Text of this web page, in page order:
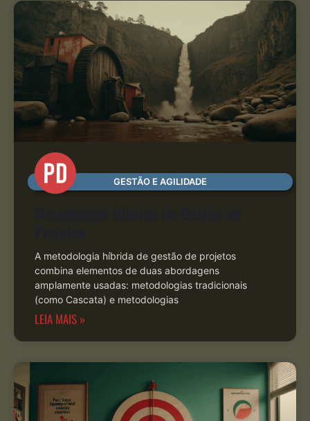
GESTÃO E AGILIDADE
A metodologia híbrida de gestão de projetos
combina elementos de duas abordagens
amplamente usadas: metodologias tradicionais
(como Cascata) e metodologias
LEIA MAIS »